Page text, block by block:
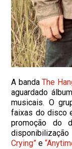
A bandaThe
aguardado
musicais. O
faixas do disco
promoção do
Crying” e